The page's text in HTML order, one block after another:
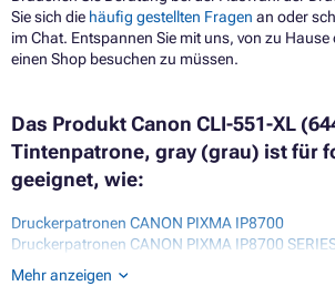
Sie sich die häufig gestellten Fragen an oder
im Chat. Entspannen Sie mit uns, von zu
einen Shop besuchen zu müssen.
Das Produkt Canon CLI-551-XL
Tintenpatrone, gray (grau) ist für
geeignet, wie:
Druckerpatronen CANON PIXMA IP8700
Druckerpatronen CANON PIXMA IP8700
Druckerpatronen CANON PIXMA IP8720
Druckerpatronen CANON PIXMA IP8750
Mehr anzeigen